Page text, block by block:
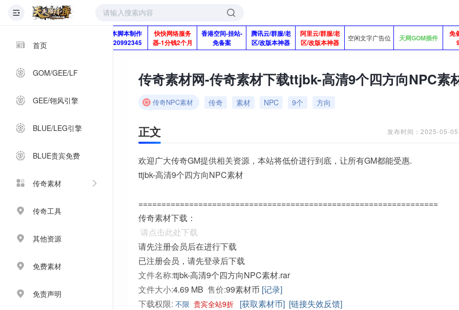
首页
GOM/GEE/LF
GEE/翎风引擎
BLUE/LEG引擎
BLUE贵宾免费
传奇素材
传奇工具
其他资源
免费素材
免责声明
版本脚本制作
Q920992345
快快网络服务
器-1分钱2个月
香港空间-挂站-
免备案
腾讯云/群服/老
区/改版本神器
阿里云/群服/老
区/改版本神器
空闲文字广告位 天网GOM插件
免
传奇素材网-传奇素材下载ttjbk-高清9个四方向NPC素
传奇NPC素材 传奇 素材 NPC 9个 方向
正文 发布时间：2025-05-05
欢迎广大传奇GM提供相关资源，本站将低价进行到底，让所有GM都能受惠.
ttjbk-高清9个四方向NPC素材
=================================================================
传奇素材下载：
请点击此处下载
请先注册会员后在进行下载
已注册会员，请先登录后下载
文件名称:ttjbk-高清9个四方向NPC素材.rar
文件大小:4.69 MB 售价:99素材币 [记录]
下载权限: 不限 贵宾全站9折 [获取素材币] [链接失效反馈]